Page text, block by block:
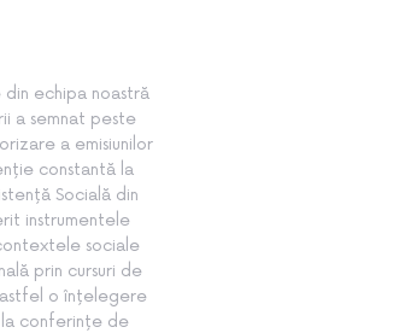
echipa noastră
a semnat peste
a emisiunilor
constantă la
Socială din
instrumentele
sociale
prin cursuri de
astfel o înțelegere
la conferințe de